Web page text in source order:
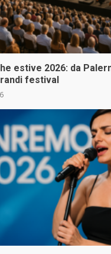
estive 2026: da
festival